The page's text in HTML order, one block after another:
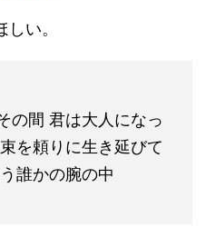
い。
の間 君は大人になっ
を頼りに生き延びて
誰かの腕の中